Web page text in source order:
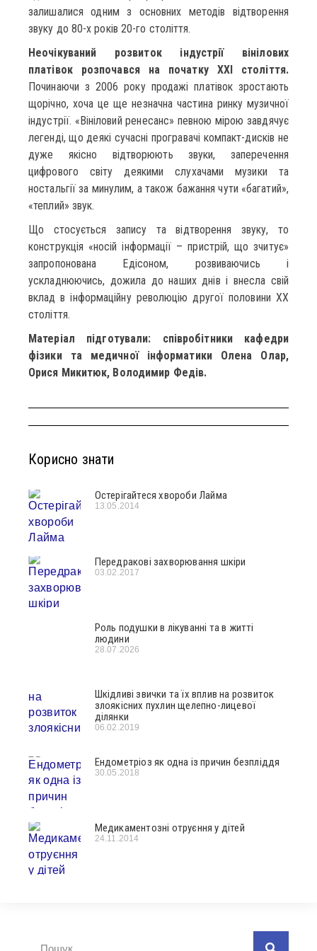
залишалися одним з основних методів відтворення
звуку до 80-х років 20-го століття.
Неочікуваний розвиток індустрії вінілових
платівок розпочався на початку ХХІ століття.
Починаючи з 2006 року продажі платівок зростають
щорічно, хоча це ще незначна частина ринку музичної
індустрії. «Вініловий ренесанс» певною мірою завдячує
легенді, що деякі сучасні програвачі компакт-дисків не
дуже якісно відтворюють звуки, заперечення
цифрового світу деякими слухачами музики та
ностальгії за минулим, а також бажання чути «багатий»,
«теплий» звук.
Що стосується запису та відтворення звуку, то
конструкція «носій інформації – пристрій, що зчитує»
запропонована Едісоном, розвиваючись і
ускладнюючись, дожила до наших днів і внесла свій
вклад в інформаційну революцію другої половини XX
століття.
Матеріал підготували: співробітники кафедри
фізики та медичної інформатики Олена Олар,
Орися Микитюк, Володимир Федів.
Корисно знати
Остерігайтеся хвороби Лайма
13.05.2014
Передракові захворювання шкіри
03.02.2017
Роль подушки в лікуванні та в житті
людини
28.07.2026
Шкідливі звички та їх вплив на розвиток
злоякісних пухлин щелепно-лицевої
ділянки
06.02.2019
Ендометріоз як одна із причин безпліддя
30.05.2018
Медикаментозні отруєння у дітей
24.11.2014